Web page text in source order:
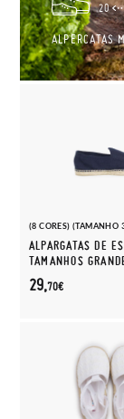
20
ALPERCATAS
(8 CORES) (TAMANHO
ALPARGATAS DE
TAMANHOS
29,70€